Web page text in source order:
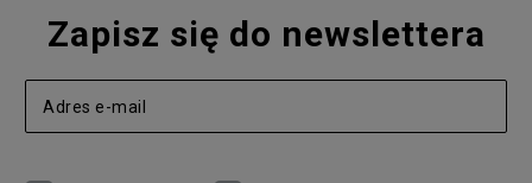
Zapisz się do newslettera